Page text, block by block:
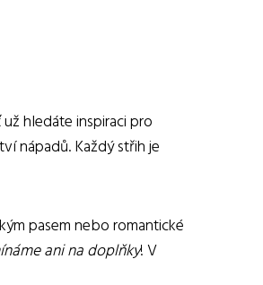
hledáte inspiraci pro
nápadů. Každý střih je
pasem nebo romantické
ani na doplňky! V